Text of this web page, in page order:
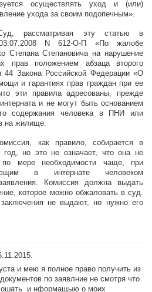
осуществлять уход и (или)
ухода за своим подопечным».
Суд, рассматривая эту статью в
N 612-О-П «По жалобе
Степана Степановича на нарушение
прав положением абзаца второго
44 Закона Российской Федерации «О
и гарантиях прав граждан при ее
эти правила адресованы, прежде
и не могут быть основанием
содержания человека в ПНИ или
на жилище.
как правило, собирается в
год, но это не означает, что она не
по мере необходимости чаще, при
в интернате человеком
Комиссия должна выдать
которое можно обжаловать в суд.
заключения не выдают, но нужно его
и мею я полное право получить из
по заявлние не смотря что
и нформащыю о моих